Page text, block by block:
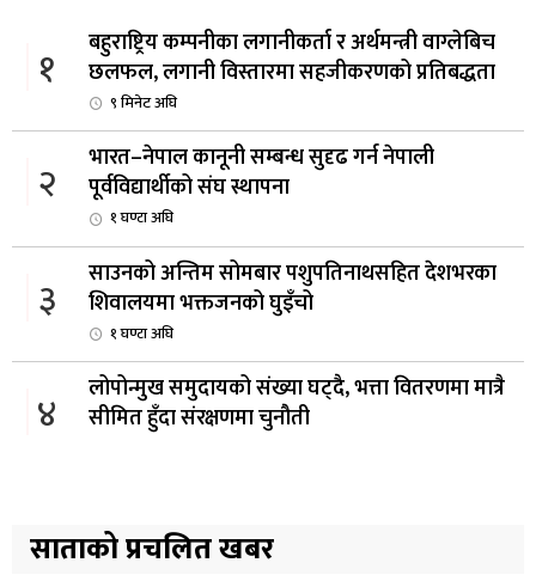
१
बहुराष्ट्रिय कम्पनीका लगानीकर्ता र अर्थमन्त्री वाग्लेबिच
छलफल, लगानी विस्तारमा सहजीकरणको प्रतिबद्धता
९ मिनेट अघि
२
भारत–नेपाल कानूनी सम्बन्ध सुदृढ गर्न नेपाली
पूर्वविद्यार्थीको संघ स्थापना
१ घण्टा अघि
३
साउनको अन्तिम सोमबार पशुपतिनाथसहित देशभरका
शिवालयमा भक्तजनको घुइँचो
१ घण्टा अघि
४
लोपोन्मुख समुदायको संख्या घट्दै, भत्ता वितरणमा मात्रै
सीमित हुँदा संरक्षणमा चुनौती
५
सुझाव कार्यान्वयन भएन
८ घण्टा अघि
साताको प्रचलित खबर